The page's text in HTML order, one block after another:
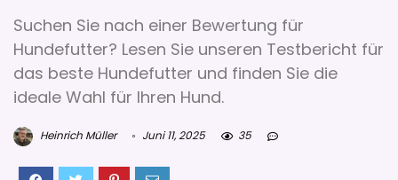
Suchen Sie nach einer Bewertung für
Hundefutter? Lesen Sie unseren Testbericht für
das beste Hundefutter und finden Sie die
ideale Wahl für Ihren Hund.
Heinrich Müller Juni 11, 2025 35